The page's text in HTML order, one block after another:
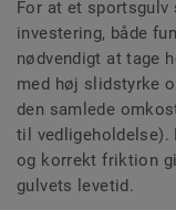
For at et
investering, både
nødvendigt at tage
med høj slidstyrke
den samlede
til vedligeholdelse).
og korrekt friktion
gulvets levetid.